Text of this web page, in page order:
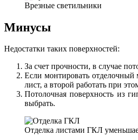
Врезные светильники
Минусы
Недостатки таких поверхностей:
За счет прочности, в случае
Если монтировать отделочный
лист, а второй работать при
Потолочная поверхность из
выбрать.
Отделка листами ГКЛ